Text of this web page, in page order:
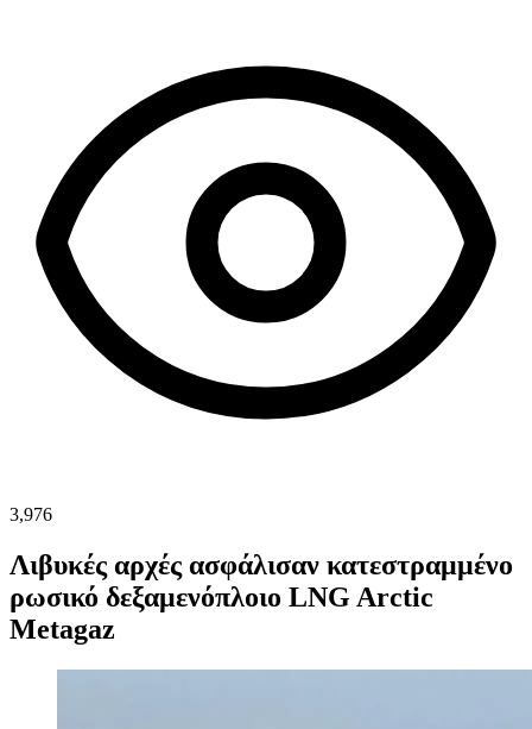
3,976
Λιβυκές αρχές ασφάλισαν κατεστραμμένο
ρωσικό δεξαμενόπλοιο LNG Arctic
Metagaz